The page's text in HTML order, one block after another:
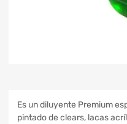
Es un diluyente Premium
pintado de clears, lacas